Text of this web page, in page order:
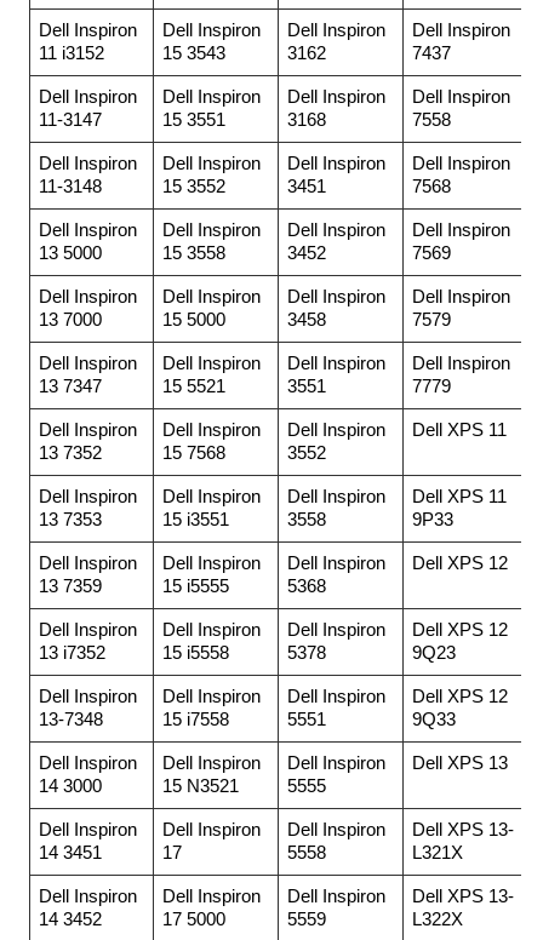
Dell Inspiron
11 i3152
Dell Inspiron
15 3543
Dell Inspiron
3162
Dell Inspiron
7437
Dell Inspiron
11-3147
Dell Inspiron
15 3551
Dell Inspiron
3168
Dell Inspiron
7558
Dell Inspiron
11-3148
Dell Inspiron
15 3552
Dell Inspiron
3451
Dell Inspiron
7568
Dell Inspiron
13 5000
Dell Inspiron
15 3558
Dell Inspiron
3452
Dell Inspiron
7569
Dell Inspiron
13 7000
Dell Inspiron
15 5000
Dell Inspiron
3458
Dell Inspiron
7579
Dell Inspiron
13 7347
Dell Inspiron
15 5521
Dell Inspiron
3551
Dell Inspiron
7779
Dell Inspiron
13 7352
Dell Inspiron
15 7568
Dell Inspiron
3552
Dell XPS 11
Dell Inspiron
13 7353
Dell Inspiron
15 i3551
Dell Inspiron
3558
Dell XPS 11
9P33
Dell Inspiron
13 7359
Dell Inspiron
15 i5555
Dell Inspiron
5368
Dell XPS 12
Dell Inspiron
13 i7352
Dell Inspiron
15 i5558
Dell Inspiron
5378
Dell XPS 12
9Q23
Dell Inspiron
13-7348
Dell Inspiron
15 i7558
Dell Inspiron
5551
Dell XPS 12
9Q33
Dell Inspiron
14 3000
Dell Inspiron
15 N3521
Dell Inspiron
5555
Dell XPS 13
Dell Inspiron
14 3451
Dell Inspiron
17
Dell Inspiron
5558
Dell XPS 13-
L321X
Dell Inspiron
14 3452
Dell Inspiron
17 5000
Dell Inspiron
5559
Dell XPS 13-
L322X